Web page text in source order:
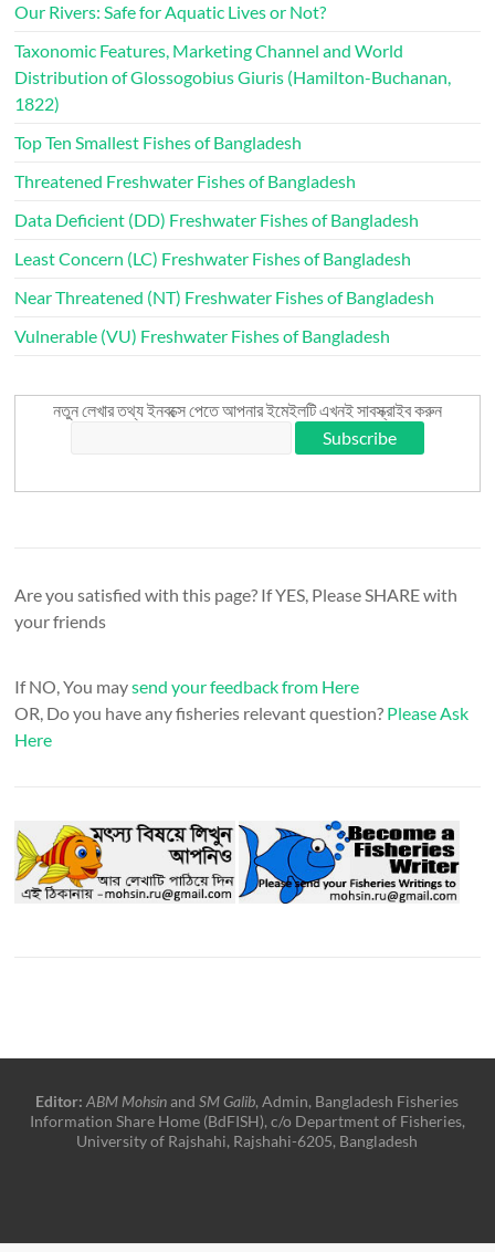
Our Rivers: Safe for Aquatic Lives or Not?
Taxonomic Features, Marketing Channel and World
Distribution of Glossogobius Giuris (Hamilton-Buchanan,
1822)
Top Ten Smallest Fishes of Bangladesh
Threatened Freshwater Fishes of Bangladesh
Data Deficient (DD) Freshwater Fishes of Bangladesh
Least Concern (LC) Freshwater Fishes of Bangladesh
Near Threatened (NT) Freshwater Fishes of Bangladesh
Vulnerable (VU) Freshwater Fishes of Bangladesh
নতুন লেখার তথ্য ইনবক্সে পেতে আপনার ইমেইলটি এখনই সাবস্ক্রাইব করুন
Are you satisfied with this page? If YES, Please SHARE with
your friends
If NO, You maysend your feedback from Here
OR, Do you have any fisheries relevant question? Please Ask
Here
Editor: ABM MohsinandSM Galib, Admin, Bangladesh Fisheries
Information Share Home (BdFISH), c/o Department of Fisheries,
University of Rajshahi, Rajshahi-6205, Bangladesh